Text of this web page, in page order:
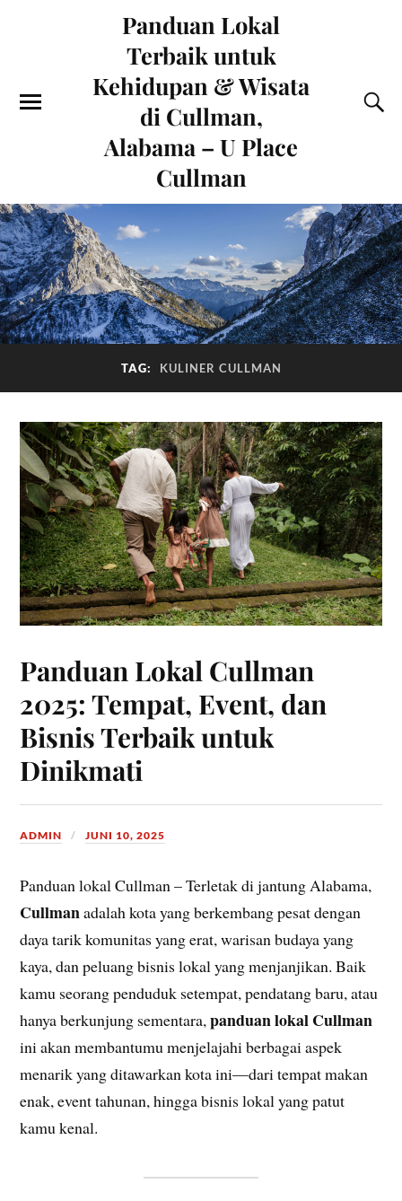
Panduan Lokal
Terbaik untuk
Kehidupan & Wisata
di Cullman,
Alabama – U Place
Cullman
TAG: KULINER CULLMAN
Panduan Lokal Cullman
2025: Tempat, Event, dan
Bisnis Terbaik untuk
Dinikmati
ADMIN JUNI 10, 2025
Panduan lokal Cullman – Terletak di jantung Alabama,
Cullmanadalah kota yang berkembang pesat dengan
daya tarik komunitas yang erat, warisan budaya yang
kaya, dan peluang bisnis lokal yang menjanjikan. Baik
kamu seorang penduduk setempat, pendatang baru, atau
hanya berkunjung sementara,panduan lokal Cullman
ini akan membantumu menjelajahi berbagai aspek
menarik yang ditawarkan kota ini—dari tempat makan
enak, event tahunan, hingga bisnis lokal yang patut
kamu kenal.